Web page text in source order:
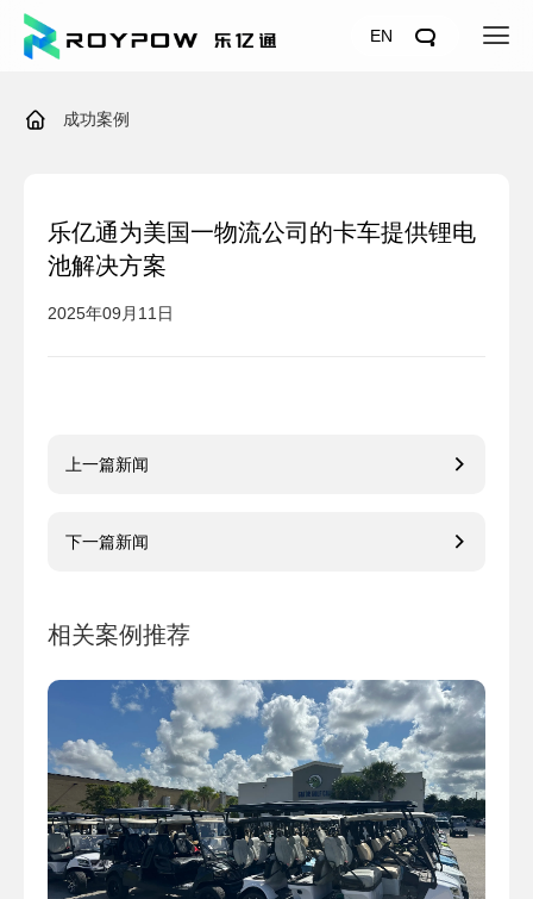
EN
成功案例
乐亿通为美国一物流公司的卡车提供锂电
池解决方案
2025年09月11日
上一篇新闻
下一篇新闻
相关案例推荐